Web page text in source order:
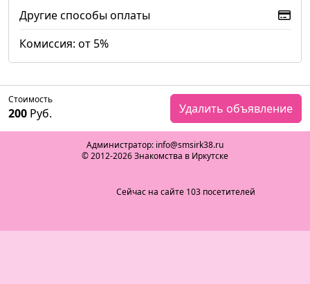
Другие способы оплаты
Комиссия: от 5%
Стоимость
200 Руб. Удалить объявление
Администратор: info@smsirk38.ru
© 2012-2026 Знакомства в Иркутске
Сейчас на сайте 103 посетителей